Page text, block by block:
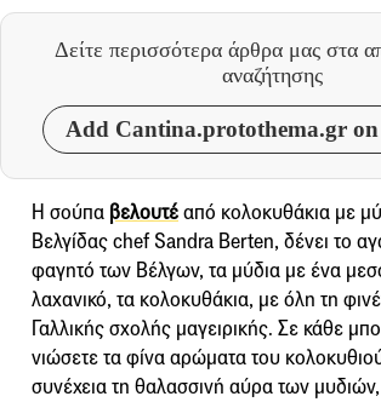
Δείτε περισσότερα άρθρα μας στα
αναζήτησης
Add Cantina.protothema.gr on
Η σούπα βελουτέαπό κολοκυθάκια με
Βελγίδας chef Sandra Berten, δένει το
φαγητό των Βέλγων, τα μύδια με ένα
λαχανικό, τα κολοκυθάκια, με όλη τη
Γαλλικής σχολής μαγειρικής. Σε κάθε
νιώσετε τα φίνα αρώματα του
συνέχεια τη θαλασσινή αύρα των